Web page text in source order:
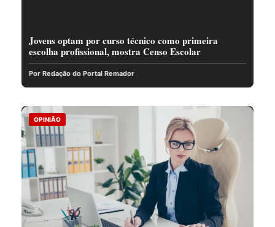
Jovens optam por curso técnico como primeira
escolha profissional, mostra Censo Escolar
Por Redação do Portal Remador
OPINIÃO